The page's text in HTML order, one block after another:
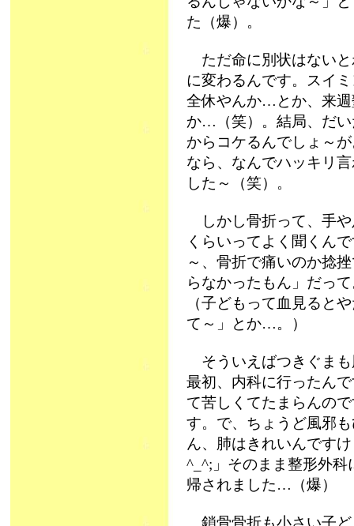
た（爆）。
ただ命に別状はないと
に変わるんです。スイ
全休やんか…とか、来週
か…（笑）。結局、だ
からコケるんでしょ～
なら、なんでハッキリ
した～（笑）。
しかし骨折って、手や
くらいってよく聞くん
～、骨折で痛いのか捻
らなかったもん」だっ
（子どもって血見ると
て～」とか…。）
そういえばつきぐまも
最初、内科に行ったん
て苦しくてたまらんの
す。で、ちょうど風邪
ん、肺はきれいんです
^_^;」そのまま整形外
帰されました…（爆）
鎖骨骨折も小さい子ど